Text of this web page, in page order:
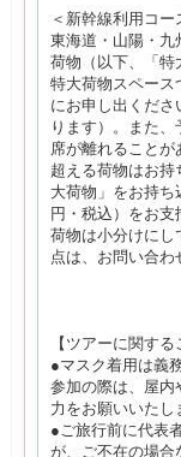
＜新幹線利用コー
東海道・山陽・九
荷物（以下、「特
特大荷物スペース
にお申し出くだ
ります）。また
席が離れること
超える荷物はお
大荷物」をお持ち
円・税込）をお支
荷物は小分けにし
点は、お問い合わ
【ツアーに関する
●マスク着用は義
参加の際は、屋内
力をお願いいたし
●ご旅行前に代表
が、ご不在の場合